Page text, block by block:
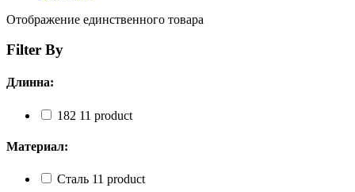
Отображение единственного товара
Filter By
Длинна:
182 11 product
Материал:
Сталь 11 product